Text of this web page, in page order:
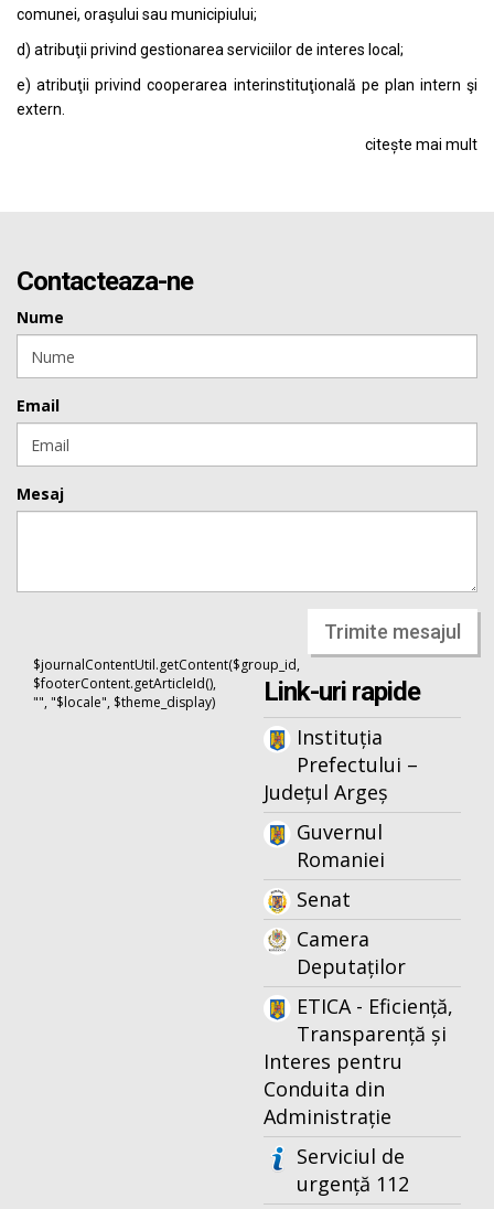
comunei, oraşului sau municipiului;
d) atribuţii privind gestionarea serviciilor de interes local;
e) atribuţii privind cooperarea interinstituţională pe plan intern şi
extern.
citește mai mult
Contacteaza-ne
Nume
Email
Mesaj
Trimite mesajul
$journalContentUtil.getContent($group_id,
$footerContent.getArticleId(),
"", "$locale", $theme_display)
Link-uri rapide
Instituția
Prefectului –
Județul Argeș
Guvernul
Romaniei
Senat
Camera
Deputaților
ETICA - Eficiență,
Transparență și
Interes pentru
Conduita din
Administrație
Serviciul de
urgență 112